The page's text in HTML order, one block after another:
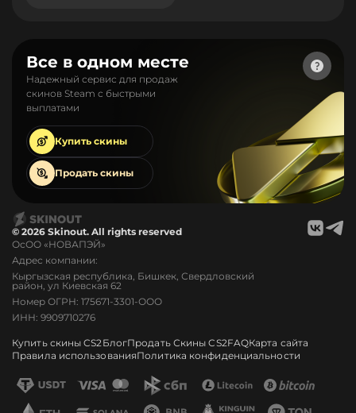
Все в одном месте
Надежный сервис для продаж
скинов Steam с быстрыми
выплатами
Купить скины
Продать скины
© 2026 Skinout. All rights reserved
ОсОО «НОВАПЭЙ»
Адрес компании:
Кыргызская республика, Бишкек, Свердловский
район, ул Киевская 62
Номер ОГРН: 175671-3301-ООО
ИНН: 9909710276
Купить скины CS2 БлогПродать Скины CS2FAQКарта сайта
Правила использованияПолитика конфиденциальности